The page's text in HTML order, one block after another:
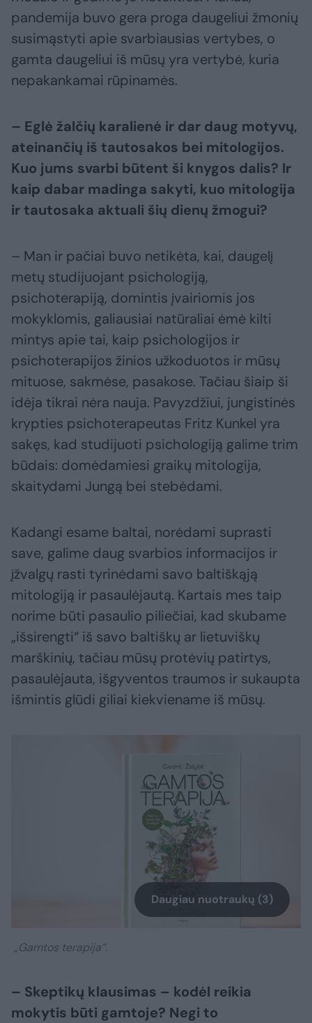
pandemija buvo gera proga daugeliui žmonių
susimąstyti apie svarbiausias vertybes, o
gamta daugeliui iš mūsų yra vertybė, kuria
nepakankamai rūpinamės.
– Eglė žalčių karalienė ir dar daug motyvų,
ateinančių iš tautosakos bei mitologijos.
Kuo jums svarbi būtent ši knygos dalis? Ir
kaip dabar madinga sakyti, kuo mitologija
ir tautosaka aktuali šių dienų žmogui?
– Man ir pačiai buvo netikėta, kai, daugelį
metų studijuojant psichologiją,
psichoterapiją, domintis įvairiomis jos
mokyklomis, galiausiai natūraliai ėmė kilti
mintys apie tai, kaip psichologijos ir
psichoterapijos žinios užkoduotos ir mūsų
mituose, sakmėse, pasakose. Tačiau šiaip ši
idėja tikrai nėra nauja. Pavyzdžiui, jungistinės
krypties psichoterapeutas Fritz Kunkel yra
sakęs, kad studijuoti psichologiją galime trim
būdais: domėdamiesi graikų mitologija,
skaitydami Jungą bei stebėdami.
Kadangi esame baltai, norėdami suprasti
save, galime daug svarbios informacijos ir
įžvalgų rasti tyrinėdami savo baltiškąją
mitologiją ir pasaulėjautą. Kartais mes taip
norime būti pasaulio piliečiai, kad skubame
„išsirengti“ iš savo baltiškų ar lietuviškų
marškinių, tačiau mūsų protėvių patirtys,
pasaulėjauta, išgyventos traumos ir sukaupta
išmintis glūdi giliai kiekviename iš mūsų.
Daugiau nuotraukų (3)
„Gamtos terapija“.
– Skeptikų klausimas – kodėl reikia
mokytis būti gamtoje? Negi to